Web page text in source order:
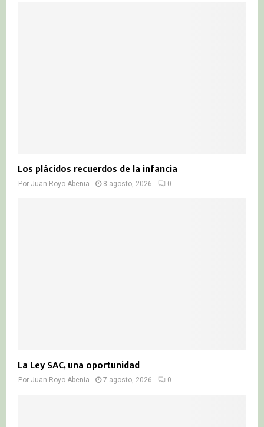
Los plácidos recuerdos de la infancia
Por Juan Royo Abenia 8 agosto, 2026 0
La Ley SAC, una oportunidad
Por Juan Royo Abenia 7 agosto, 2026 0